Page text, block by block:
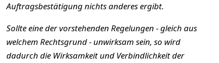
Auftragsbestätigung nichts anderes ergibt.
Sollte eine der vorstehenden Regelungen - gleich aus
welchem Rechtsgrund - unwirksam sein, so wird
dadurch die Wirksamkeit und Verbindlichkeit der